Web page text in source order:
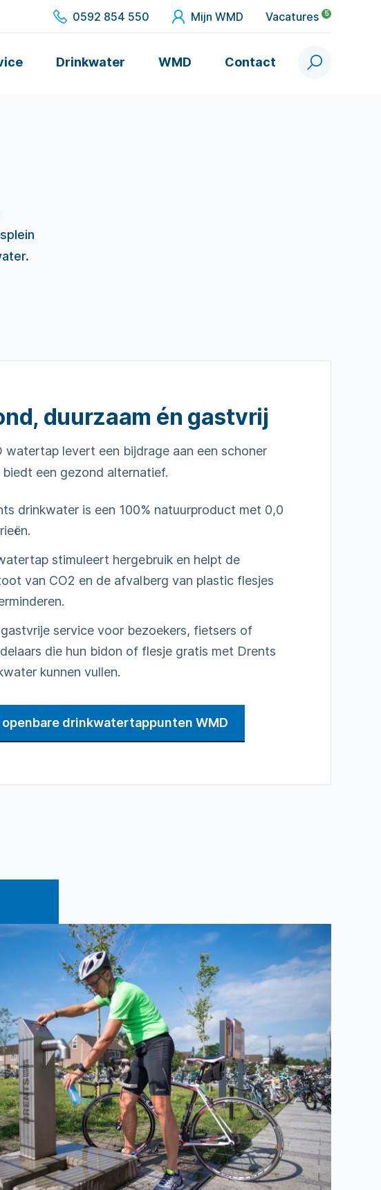
0592 854 550 Mijn WMD Vacatures 5
Drinkwater WMD Contact Zoek
duurzaam én gastvrij
watertap levert een bijdrage aan een schoner
biedt een gezond alternatief.
drinkwater is een 100% natuurproduct met 0,0
stimuleert hergebruik en helpt de
van CO2 en de afvalberg van plastic flesjes
gastvrije service voor bezoekers, fietsers of
die hun bidon of flesje gratis met Drents
kunnen vullen.
openbare drinkwatertappunten WMD